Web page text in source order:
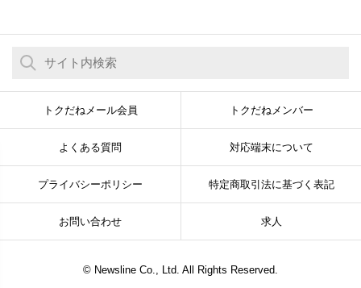
トクだねメール会員 トクだねメンバー
よくある質問 対応端末について
プライバシーポリシー 特定商取引法に基づく表記
お問い合わせ 求人
© Newsline Co., Ltd. All Rights Reserved.